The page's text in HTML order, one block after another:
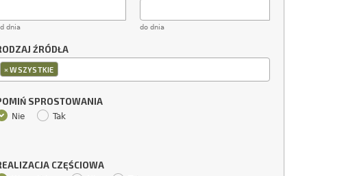
dnia do dnia
ŹRÓDŁA
×WSZYSTKIE
SPROSTOWANIA
Nie Tak
CZĘŚCIOWA